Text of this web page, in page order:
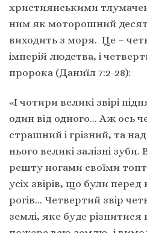
християнськими
ним як моторошний
виходить з моря. Це –
імперій людства, і
пророка (Даниїл 7:2-28):
«І чотири великі звірі
один від одного… Аж ось
страшний і грізний, та
нього великі залізні
решту ногами своїми
усіх звірів, що були
рогів… Четвертий звір
землі, яке буде різнитися